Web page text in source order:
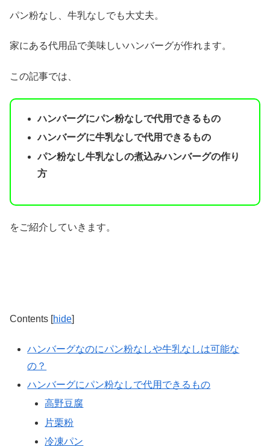
パン粉なし、牛乳なしでも大丈夫。
家にある代用品で美味しいハンバーグが作れます。
この記事では、
ハンバーグにパン粉なしで代用できるもの
ハンバーグに牛乳なしで代用できるもの
パン粉なし牛乳なしの煮込みハンバーグの作り
方
をご紹介していきます。
Contents [hide]
ハンバーグなのにパン粉なしや牛乳なしは可能な
の？
ハンバーグにパン粉なしで代用できるもの
高野豆腐
片栗粉
冷凍パン